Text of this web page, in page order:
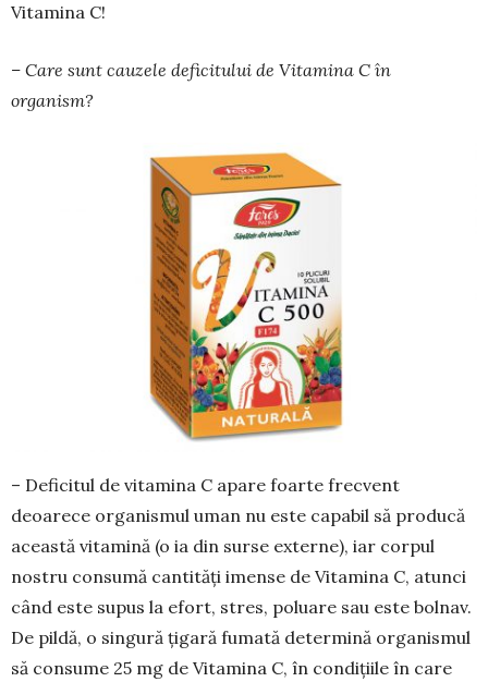
Vitamina C!
– Care sunt cauzele deficitului de Vitamina C în
organism?
– Deficitul de vitamina C apare foarte frecvent
deoarece organismul uman nu este capabil să pro­ducă
această vitamină (o ia din surse externe), iar corpul
nostru consumă cantități imense de Vita­mina C, atunci
când este su­pus la efort, stres, poluare sau este bol­nav.
De pildă, o singură țigară fumată determină organis­mul
să consume 25 mg de Vita­mina C, în condițiile în care